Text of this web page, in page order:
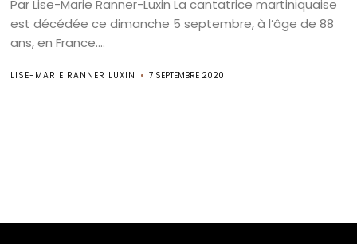
Par Lise-Marie Ranner-Luxin La cantatrice martiniquaise
est décédée ce dimanche 5 septembre, à l’âge de 88
ans, en France....
LISE-MARIE RANNER LUXIN 7 SEPTEMBRE 2020